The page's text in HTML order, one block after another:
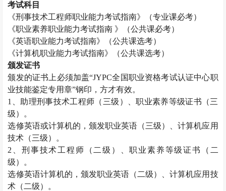
考试科目
《刑事技术工程师职业能力考试指南》（专业课必考）
《职业素养职业能力考试指南 》（公共课必考）
《英语职业能力考试指南》（公共课选考）
《计算机职业能力考试指南》（公共课选考）
颁发证书
颁发的证书上必须加盖“JYPC全国职业资格考试认证中心职
业技能鉴定专用章”钢印，方才有效。
1
、助理刑事技术工程师（三级）、职业素养等级证书（三
级）。
选修英语或计算机的，颁发职业英语（三级）、计算机应用
技术（三级）。
2 、刑事技术工程师（二级）、职业素养等级证书（二
级）。
选修英语计算机的，颁发职业英语（二级）、计算机应用技
术（二级）。